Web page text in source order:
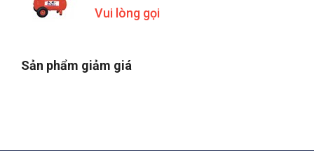
Vui lòng gọi
Sản phẩm giảm giá